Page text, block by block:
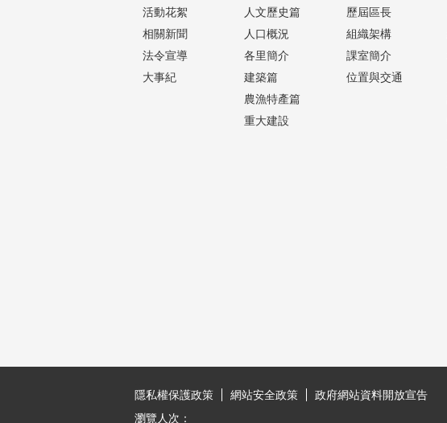
活動花絮
相關新聞
法令宣導
大事紀
人文歷史篇
人口概況
各里簡介
建築篇
農漁特產篇
重大建設
歷屆區長
組織架構
課室簡介
位置與交通
隱私權保護政策
網站安全政策
政府網站資料開放宣告
瀏覽人次：